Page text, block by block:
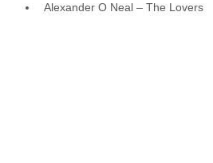
Alexander O Neal – The Lovers